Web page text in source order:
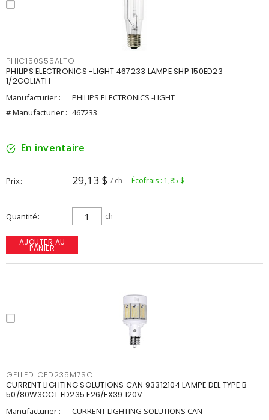
PHIC150S55ALTO
PHILIPS ELECTRONICS -LIGHT 467233 LAMPE SHP 150ED23
1/2GOLIATH
Manufacturier :
PHILIPS ELECTRONICS -LIGHT
# Manufacturier : 467233
En inventaire
Prix 29,13 $ / ch Écofrais : 1,85 $
Quantité ch
AJOUTER AU
PANIER
GELLEDLCED235M7SC
CURRENT LIGHTING SOLUTIONS CAN 93312104 LAMPE DEL TYPE B
50/80W3CCT ED235 E26/EX39 120V
Manufacturier :
CURRENT LIGHTING SOLUTIONS CAN